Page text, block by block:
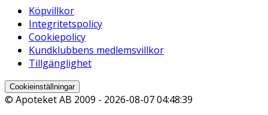
Köpvillkor
Integritetspolicy
Cookiepolicy
Kundklubbens medlemsvillkor
Tillgänglighet
Cookieinställningar
© Apoteket AB 2009 - 2026-08-07 04:48:39